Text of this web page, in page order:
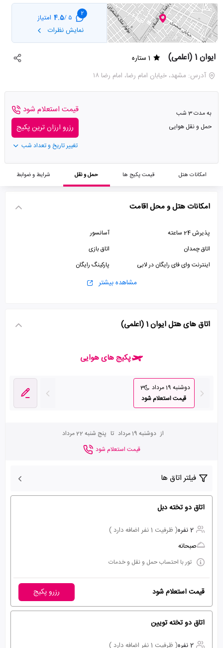
2
5 /
4.5 امتیاز
نمایش نظرات
ایوان 1 (اعلمی)
1 ستاره
آدرس: مشهد، خیابان امام رضا، امام رضا ۱۸
به مدت 3 شب
حمل و نقل هوایی
قیمت استعلام شود
رزرو ارزان ترین پکیج
تغییر تاریخ و تعداد شب
امکانات هتل قیمت پکیج ها حمل و نقل شرایط و ضوابط
امکانات هتل و محل اقامت
پذیرش 24 ساعته
آسانسور
اتاق چمدان
اتاق بازی
اینترنت وای فای رایگان در لابی
پارکینگ رایگان
مشاهده بیشتر
اتاق های هتل ایوان 1 (اعلمی)
پکیج های هوایی
دوشنبه 19 مرداد
3
قیمت استعلام شود
از دوشنبه 19 مرداد تا پنج شنبه 22 مرداد
قیمت استعلام شود
فیلتر اتاق ها
اتاق دو تخته دبل
2 نفره
( ظرفیت 1 نفر اضافه دارد )
صبحانه
تور با احتساب حمل و نقل و خدمات
قیمت استعلام شود رزرو پکیج
اتاق دو تخته تویین
2 نفره
( ظرفیت 1 نفر اضافه دارد )